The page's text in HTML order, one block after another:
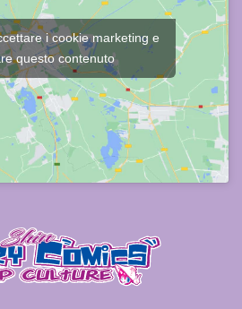
i cookie marketing e
questo contenuto